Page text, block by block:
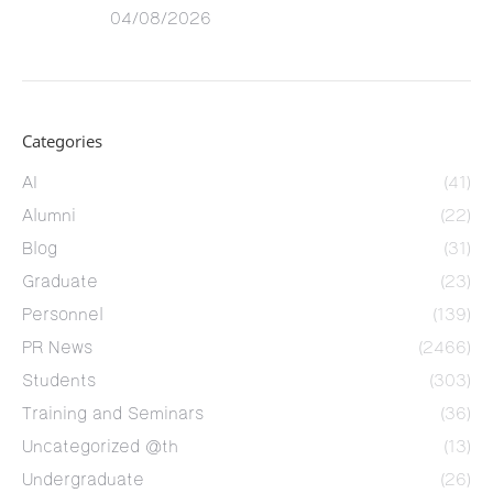
04/08/2026
Categories
AI
(41)
Alumni
(22)
Blog
(31)
Graduate
(23)
Personnel
(139)
PR News
(2466)
Students
(303)
Training and Seminars
(36)
Uncategorized @th
(13)
Undergraduate
(26)